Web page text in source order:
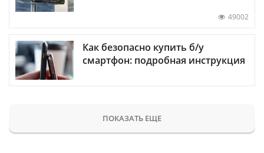
49002
Как безопасно купить б/у
смартфон: подробная инструкция
ПОКАЗАТЬ ЕЩЕ